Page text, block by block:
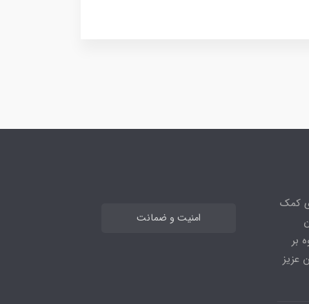
کمک
بر
عزیز
امنیت و ضمانت